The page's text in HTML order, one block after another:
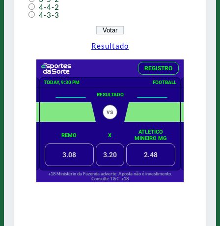
4-4-2
4-3-3
Resultado